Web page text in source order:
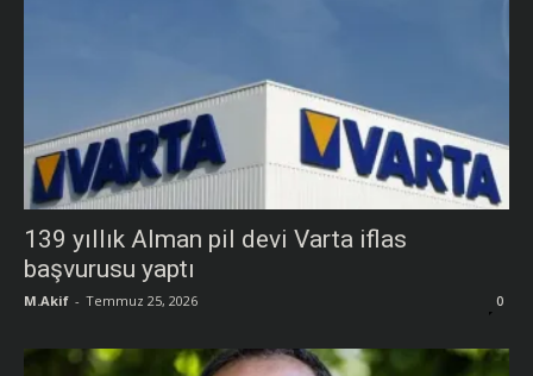
139 yıllık Alman pil devi Varta iflas
başvurusu yaptı
M.Akif - Temmuz 25, 2026 0